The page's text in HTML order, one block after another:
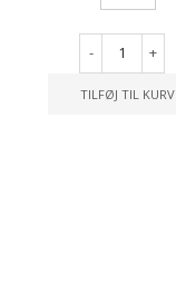
- +
TILFØJ TIL KURV